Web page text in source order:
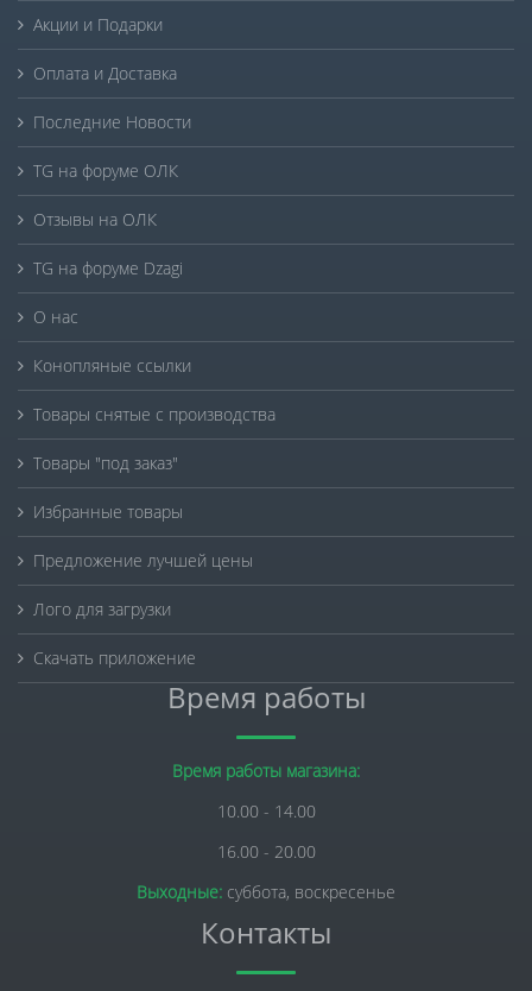
Акции и Подарки
Оплата и Доставка
Последние Новости
TG на форуме ОЛК
Отзывы на ОЛК
TG на форуме Dzagi
О нас
Конопляные ссылки
Товары снятые с производства
Товары "под заказ"
Избранные товары
Предложение лучшей цены
Лого для загрузки
Скачать приложение
Время работы
Время работы магазина:
10.00 - 14.00
16.00 - 20.00
Выходные: суббота, воскресенье
Контакты